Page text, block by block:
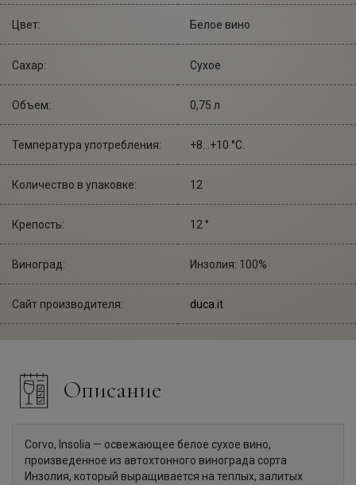
Цвет: Белое вино
Сахар: Сухое
Объем: 0,75 л
Температура употребления: +8...+10 °С.
Количество в упаковке: 12
Крепость: 12 °
Виноград: Инзолия: 100%
Сайт производителя: duca.it
Описание
Corvo, Insolia — освежающее белое сухое вино,
произведенное из автохтонного винограда сорта
Инзолия, который выращивается на теплых, залитых